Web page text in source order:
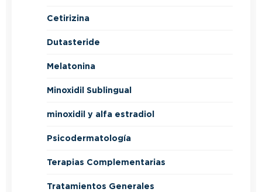
Cetirizina
Dutasteride
Melatonina
Minoxidil Sublingual
minoxidil y alfa estradiol
Psicodermatología
Terapias Complementarias
Tratamientos Generales